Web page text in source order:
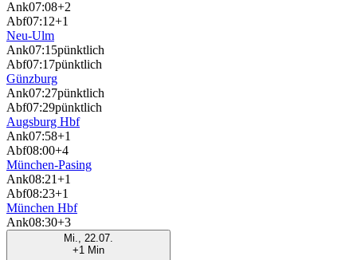
Ank07:08+2
Abf07:12+1
Neu-Ulm
Ank07:15pünktlich
Abf07:17pünktlich
Günzburg
Ank07:27pünktlich
Abf07:29pünktlich
Augsburg Hbf
Ank07:58+1
Abf08:00+4
München-Pasing
Ank08:21+1
Abf08:23+1
München Hbf
Ank08:30+3
Mi., 22.07.
+1 Min